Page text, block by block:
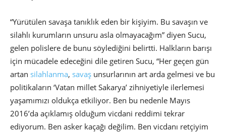
“Yürütülen savaşa tanıklık eden bir kişiyim. Bu savaşın ve
silahlı kurumların unsuru asla olmayacağım” diyen Sucu,
gelen polislere de bunu söylediğini belirtti. Halkların barışı
için mücadele edeceğini dile getiren Sucu, “Her geçen gün
artan silahlanma, savaş unsurlarının art arda gelmesi ve bu
politikaların ‘Vatan millet Sakarya’ zihniyetiyle ilerlemesi
yaşamımızı oldukça etkiliyor. Ben bu nedenle Mayıs
2016’da açıklamış olduğum vicdani reddimi tekrar
ediyorum. Ben asker kaçağı değilim. Ben vicdanı retçiyim